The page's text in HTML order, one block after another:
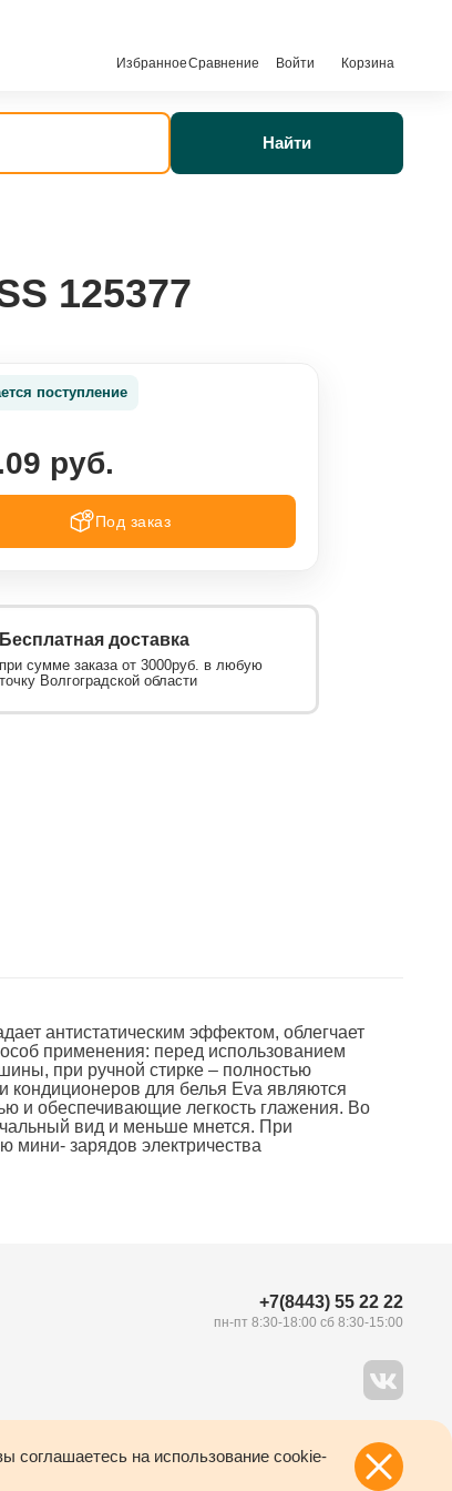
ИзбранноеСравнение Войти Корзина
Найти
125377
поступление
руб.
Под заказ
Бесплатная доставка
при сумме заказа от 3000руб. в любую
точку Волгоградской области
антистатическим эффектом, облегчает
применения: перед использованием
при ручной стирке – полностью
кондиционеров для белья Eva являются
и обеспечивающие легкость глажения. Во
вид и меньше мнется. При
мини- зарядов электричества
+7(8443) 55 22 22
пн-пт 8:30-18:00 сб 8:30-15:00
Создание сайта – 34ВЭБ
соглашаетесь на использование cookie-